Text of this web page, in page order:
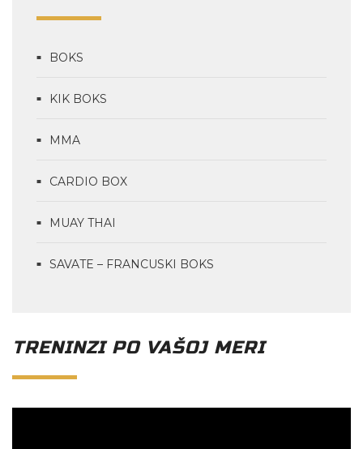
BOKS
KIK BOKS
MMA
CARDIO BOX
MUAY THAI
SAVATE – FRANCUSKI BOKS
TRENINZI PO VAŠOJ MERI